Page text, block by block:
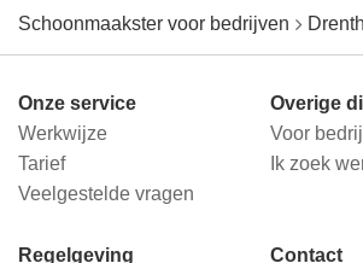
Schoonmaakster voor bedrijven
Onze service
Werkwijze
Tarief
Veelgestelde vragen
Overige
Voor
Ik zoek
Regelgeving Contact